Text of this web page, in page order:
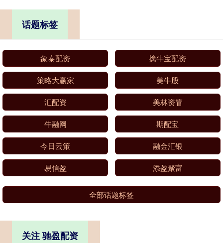
话题标签
象泰配资 擒牛宝配资
策略大赢家 美牛股
汇配资 美林资管
牛融网 期配宝
今日云策 融金汇银
易信盈 添盈聚富
全部话题标签
关注 驰盈配资